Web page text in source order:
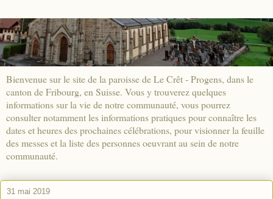
Bienvenue sur le site de la paroisse de Le Crêt - Progens, dans le
canton de Fribourg, en Suisse. Vous y trouverez quelques
informations sur la vie de notre communauté, vous pourrez
consulter notamment les informations pratiques pour connaître les
dates et heures des prochaines célébrations, pour visionner la feuille
des messes et la liste des personnes oeuvrant au sein de notre
communauté.
31 mai 2019